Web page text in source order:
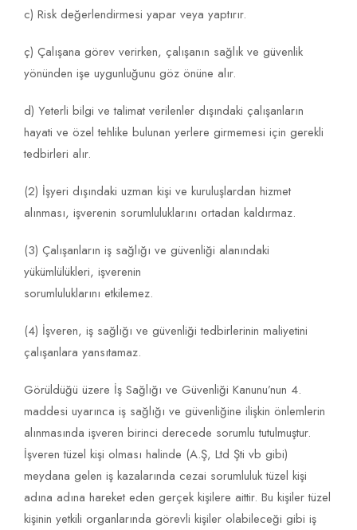
c) Risk değerlendirmesi yapar veya yaptırır.
ç) Çalışana görev verirken, çalışanın sağlık ve güvenlik
yönünden işe uygunluğunu göz önüne alır.
d) Yeterli bilgi ve talimat verilenler dışındaki çalışanların
hayati ve özel tehlike bulunan yerlere girmemesi için gerekli
tedbirleri alır.
(2) İşyeri dışındaki uzman kişi ve kuruluşlardan hizmet
alınması, işverenin sorumluluklarını ortadan kaldırmaz.
(3) Çalışanların iş sağlığı ve güvenliği alanındaki
yükümlülükleri, işverenin
sorumluluklarını etkilemez.
(4) İşveren, iş sağlığı ve güvenliği tedbirlerinin maliyetini
çalışanlara yansıtamaz.
Görüldüğü üzere İş Sağlığı ve Güvenliği Kanunu’nun 4.
maddesi uyarınca iş sağlığı ve güvenliğine ilişkin önlemlerin
alınmasında işveren birinci derecede sorumlu tutulmuştur.
İşveren tüzel kişi olması halinde (A.Ş, Ltd Şti vb gibi)
meydana gelen iş kazalarında cezai sorumluluk tüzel kişi
adına adına hareket eden gerçek kişilere aittir. Bu kişiler tüzel
kişinin yetkili organlarında görevli kişiler olabileceği gibi iş